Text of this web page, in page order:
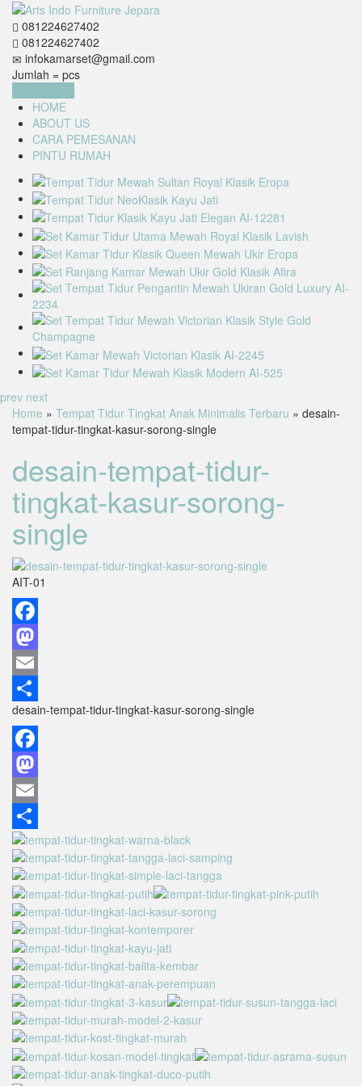
081224627402
081224627402
infokamarset@gmail.com
Jumlah = pcs
HOME
ABOUT US
CARA PEMESANAN
PINTU RUMAH
prev next
Home » Tempat Tidur Tingkat Anak Minimalis Terbaru » desain-
tempat-tidur-tingkat-kasur-sorong-single
desain-tempat-tidur-
tingkat-kasur-sorong-
single
AIT-01
Facebook
Mastodon
Email
Share
desain-tempat-tidur-tingkat-kasur-sorong-single
Facebook
Mastodon
Email
Share